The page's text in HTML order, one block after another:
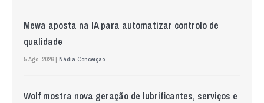
Mewa aposta na IA para automatizar controlo de
qualidade
5 Ago. 2026 | Nádia Conceição
Wolf mostra nova geração de lubrificantes, serviços e